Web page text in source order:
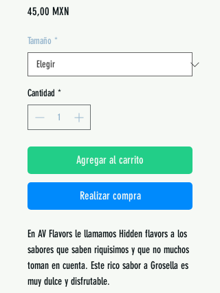
45,00 MXNPrecio
Tamaño *
Cantidad *
Agregar al carrito
Realizar compra
En AV Flavors le llamamos Hidden flavors a los
sabores que saben riquisimos y que no muchos
toman en cuenta. Este rico sabor a Grosella es
muy dulce y disfrutable.